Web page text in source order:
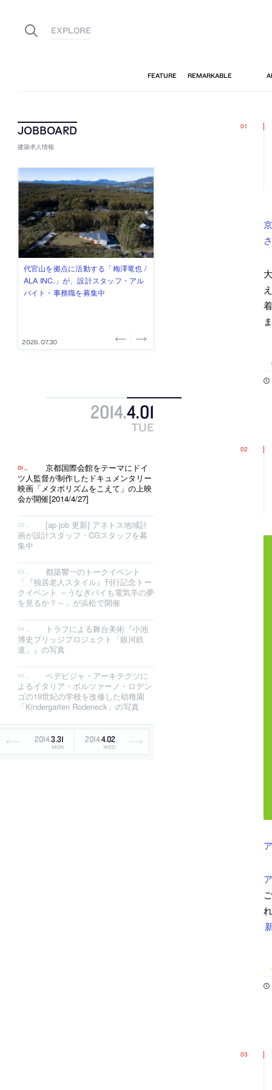
建築求人情報
佐々木慧が主宰する「axonometric株
式会社」が、設計スタッフ（経験
者・既卒・2027年新卒）を募集中
2026.08.07
古民家を軸に全国で“価値循環の仕組
み”を作り、リモートワーク主体の働
き方を実践する「株式会社つぎと」
2026.08.03
リノベる株式会社が、設計パートナ
ー (業務委託) を募集中
2026.08.03
社会への影響力のある建築を手掛
け、スタッフ同士で助け合う環境づ
くりも行う「E.A.S.T.architects」
2026.07.31
代官山を拠点に活動する「梅澤竜也 /
ALA INC.」が、設計スタッフ・アル
バイト・事務職を募集中
2026.07.30
2014.4.01
TUE
京都国際会館をテーマにドイ
ツ人監督が制作したドキュメンタリー
映画「メタボリズムをこえて」の上映
会が開催[2014/4/27]
[ap job 更新] アネトス地域計
画が設計スタッフ・CGスタッフを募
集中
都築響一のトークイベント
「『独居老人スタイル』刊行記念トー
クイベント ～うなぎパイも電気羊の夢
を見るか？～」が浜松で開催
トラフによる舞台美術『小池
博史ブリッジプロジェクト「銀河鉄
道」』の写真
ペデビジャ・アーキテクツに
よるイタリア・ボルツァーノ・ロデン
ゴの19世紀の学校を改修した幼稚園
「Kindergarten Rodeneck」の写真
2014.3.31
MON
2014.4.02
WED